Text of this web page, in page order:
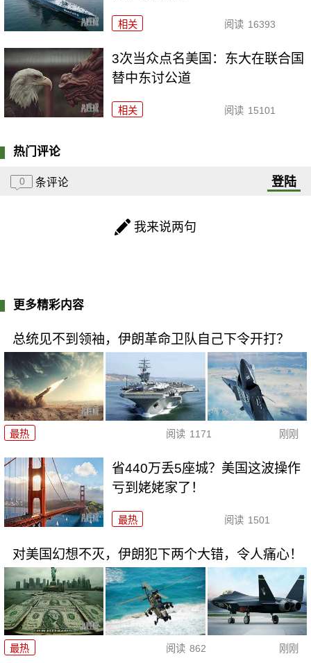
相关 阅读 16393
3次当众点名美国：东大在联合国
替中东讨公道
相关 阅读 15101
热门评论
0 条评论 登陆
我来说两句
更多精彩内容
总统见不到领袖，伊朗革命卫队自己下令开打？
最热 阅读 1171 刚刚
省440万丢5座城？美国这波操作
亏到姥姥家了！
最热 阅读 1501
对美国幻想不灭，伊朗犯下两个大错，令人痛心！
最热 阅读 862 刚刚